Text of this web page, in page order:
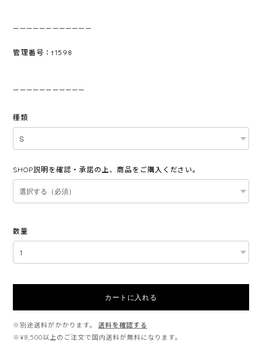
————————————
管理番号：t1598
———————————
種類
SHOP説明を確認・承諾の上、商品をご購入ください。
数量
カートに入れる
※別途送料がかかります。
送料を確認する
※¥8,500以上のご注文で国内送料が無料になります。